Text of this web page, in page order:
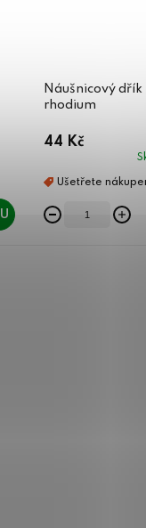
Náušnicový dřík
rhodium
44 Kč